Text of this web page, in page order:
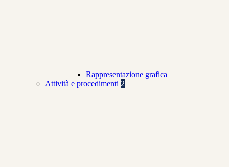
Rappresentazione grafica
Attività e procedimenti 2